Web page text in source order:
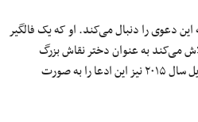
دعوی را دنبال می‌کند. او که یک فالگیر
می‌کند به عنوان دختر نقاش بزرگ
سورئالیست شناخته شود. وی در اوایل سال ۲۰۱۵ نیز این ادعا را به صورت